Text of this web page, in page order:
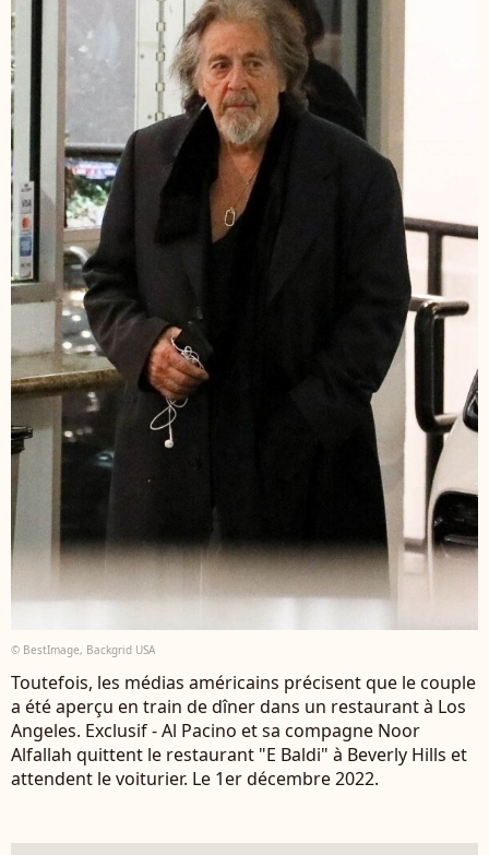
© BestImage, Backgrid USA
Toutefois, les médias américains précisent que le couple
a été aperçu en train de dîner dans un restaurant à Los
Angeles. Exclusif - Al Pacino et sa compagne Noor
Alfallah quittent le restaurant "E Baldi" à Beverly Hills et
attendent le voiturier. Le 1er décembre 2022.